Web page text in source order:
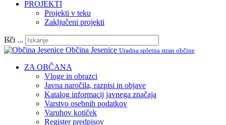
PROJEKTI
Projekti v teku
Zaključeni projekti
Išči ...
Občina Jesenice Uradna spletna stran občine
ZA OBČANA
Vloge in obrazci
Javna naročila, razpisi in objave
Katalog informacij javnega značaja
Varstvo osebnih podatkov
Varuhov kotiček
Register predpisov